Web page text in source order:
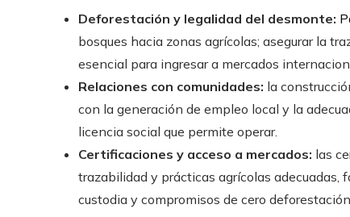
Deforestación y legalidad del desmonte:
bosques hacia zonas agrícolas; asegurar la
esencial para ingresar a mercados
Relaciones con comunidades: la
con la generación de empleo local y la
licencia social que permite operar.
Certificaciones y acceso a mercados: las
trazabilidad y prácticas agrícolas adecuadas,
custodia y compromisos de cero